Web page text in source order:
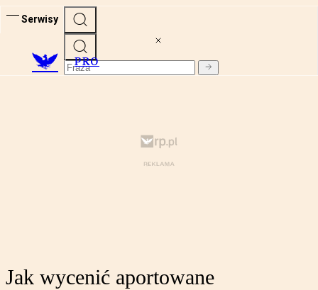
Serwisy
PRO
Jak wycenić aportowane